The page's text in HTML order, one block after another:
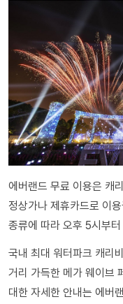
에버랜드 무료 이용은 캐
정상가나 제휴카드로 이
종류에 따라 오후 5시부
국내 최대 워터파크 캐리
거리 가득한 메가 웨이브
대한 자세한 안내는 에버